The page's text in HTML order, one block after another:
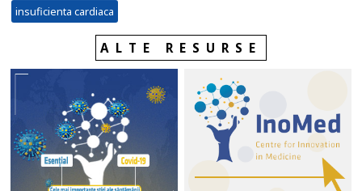
insuficienta cardiaca
ALTE RESURSE